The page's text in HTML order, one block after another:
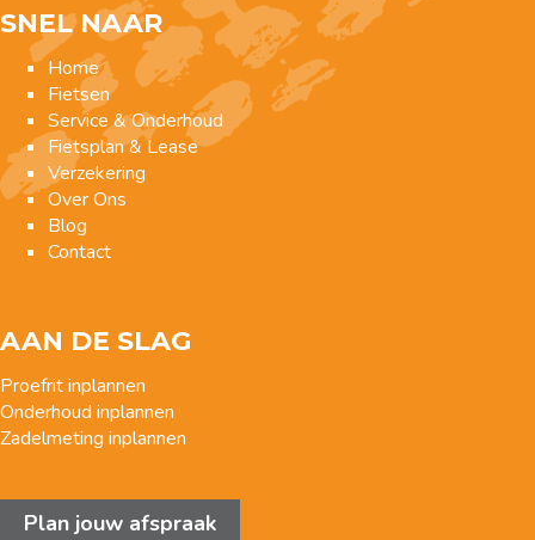
SNEL NAAR
Home
Fietsen
Service & Onderhoud
Fietsplan & Lease
Verzekering
Over Ons
Blog
Contact
AAN DE SLAG
Proefrit inplannen
Onderhoud inplannen
Zadelmeting inplannen
Plan jouw afspraak